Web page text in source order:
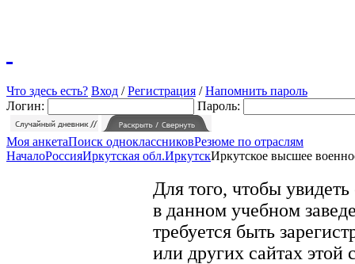
Что здесь есть? Вход /Регистрация /Напомнить пароль
Логин:
Пароль:
Моя анкетаПоиск одноклассниковРезюме по отраслям
НачалоРоссияИркутская обл.ИркутскИркутское высшее
Для того, чтобы
в данном учебном
требуется быть
или других сайтах этой